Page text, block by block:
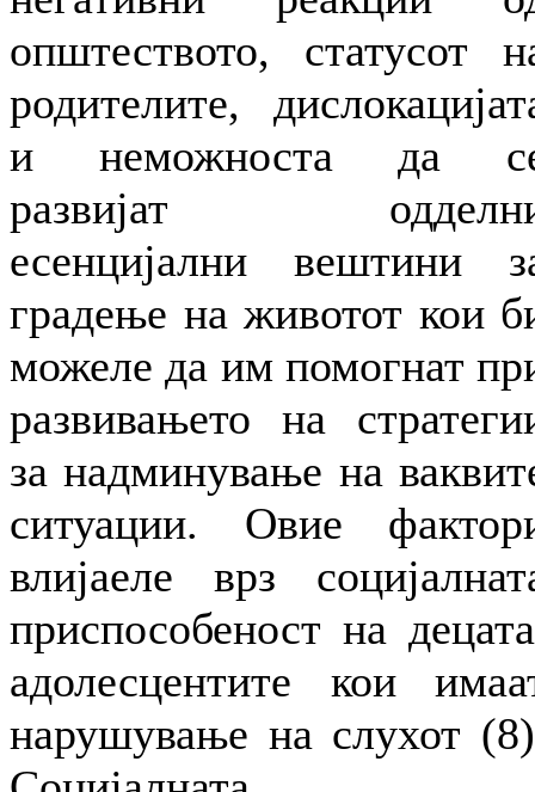
општеството, статусот
родителите,
и неможноста да
развијат
есенцијални вештини
градење на животот кои
можеле да им помогнат
развивањето на
за надминување на
ситуации. Овие
влијаеле врз
приспособеност на
адолесцентите кои
нарушување на слухот